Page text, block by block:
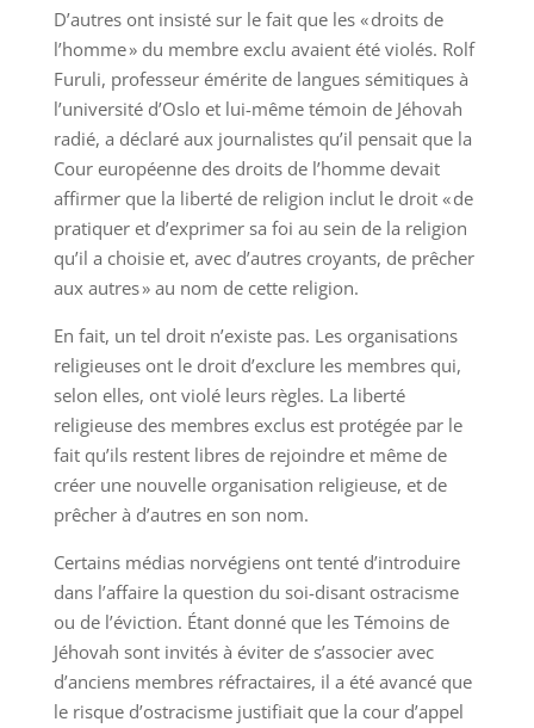
D’autres ont insisté sur le fait que les « droits de
l’homme » du membre exclu avaient été violés. Rolf
Furuli, professeur émérite de langues sémitiques à
l’université d’Oslo et lui-même témoin de Jéhovah
radié, a déclaré aux journalistes qu’il pensait que la
Cour européenne des droits de l’homme devait
affirmer que la liberté de religion inclut le droit « de
pratiquer et d’exprimer sa foi au sein de la religion
qu’il a choisie et, avec d’autres croyants, de prêcher
aux autres » au nom de cette religion.
En fait, un tel droit n’existe pas. Les organisations
religieuses ont le droit d’exclure les membres qui,
selon elles, ont violé leurs règles. La liberté
religieuse des membres exclus est protégée par le
fait qu’ils restent libres de rejoindre et même de
créer une nouvelle organisation religieuse, et de
prêcher à d’autres en son nom.
Certains médias norvégiens ont tenté d’introduire
dans l’affaire la question du soi-disant ostracisme
ou de l’éviction. Étant donné que les Témoins de
Jéhovah sont invités à éviter de s’associer avec
d’anciens membres réfractaires, il a été avancé que
le risque d’ostracisme justifiait que la cour d’appel